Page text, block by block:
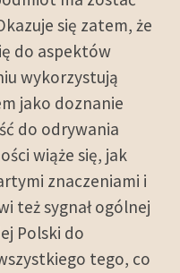
się zatem, że
do aspektów
wykorzystują
jako doznanie
do odrywania
wiąże się, jak
znaczeniami i
też sygnał ogólnej
Polski do
tego, co